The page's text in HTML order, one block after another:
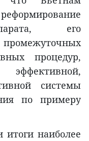
его
процедур,
системы
по примеру
итоги наиболее